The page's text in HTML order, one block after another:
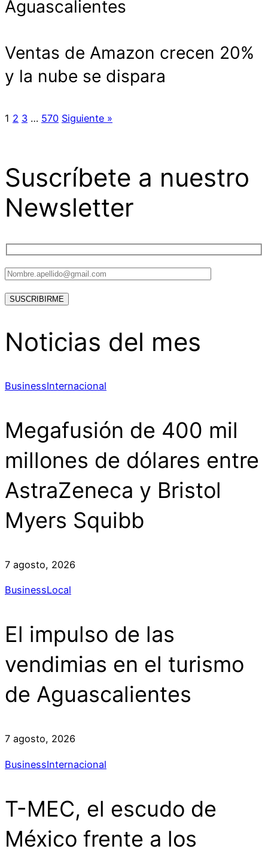
Aguascalientes
Ventas de Amazon crecen 20%
y la nube se dispara
1 2 3 … 570 Siguiente »
Suscríbete a nuestro
Newsletter
Noticias del mes
BusinessInternacional
Megafusión de 400 mil
millones de dólares entre
AstraZeneca y Bristol
Myers Squibb
7 agosto, 2026
BusinessLocal
El impulso de las
vendimias en el turismo
de Aguascalientes
7 agosto, 2026
BusinessInternacional
T-MEC, el escudo de
México frente a los